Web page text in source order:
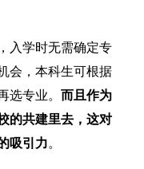
入学时无需确定专
会，本科生可根据
专业。 而且作为
的共建里去，这对
吸引力。